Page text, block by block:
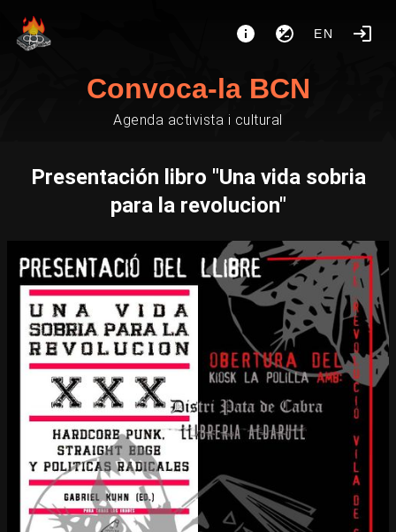
EN
Convoca-la BCN
Agenda activista i cultural
Presentación libro "Una vida sobria
para la revolucion"